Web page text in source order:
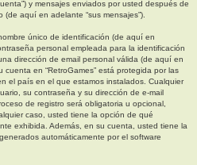
y mensajes enviados por usted después de
aquí en adelante “sus mensajes”).
único de identificación (de aquí en
personal empleada para la identificación
dirección de email personal válida (de aquí en
cuenta en “RetroGames” está protegida por las
el país en el que estamos instalados. Cualquier
su contraseña y su dirección de e-mail
de registro será obligatoria u opcional,
caso, usted tiene la opción de qué
exhibida. Además, en su cuenta, usted tiene la
automáticamente por el software